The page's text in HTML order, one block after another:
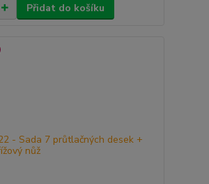
Přidat do košíku